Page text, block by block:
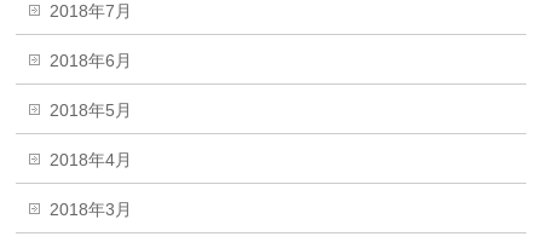
2018年7月
2018年6月
2018年5月
2018年4月
2018年3月